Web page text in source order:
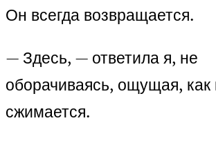
Он всегда возвращается.
— Здесь, — ответила я, не
оборачиваясь, ощущая, как
сжимается.